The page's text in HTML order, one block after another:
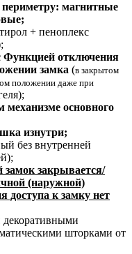
периметру: магнитные
+ пеноплекс
Функцией отключения
замка (в закрытом
положении даже при
механизме основного
изнутри;
без внутренней
закрывается/
(наружной)
доступа к замку нет
шторками от